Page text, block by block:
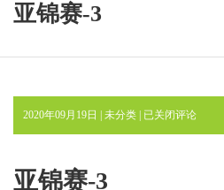
亚锦赛-3
2020年09月19日 | 未分类 | 亚
锦
已关闭评论
亚锦赛-3